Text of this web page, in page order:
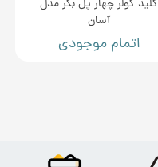
کلید کولر چهار پل بکر مدل
آسان
اتمام موجودی